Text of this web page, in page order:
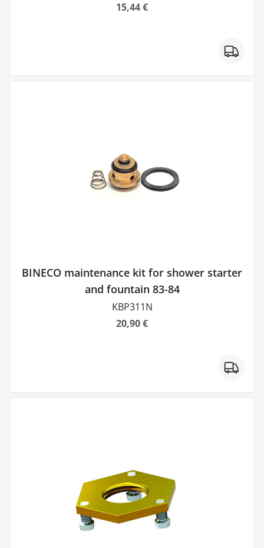
15,44 €
BINECO maintenance kit for shower starter
and fountain 83-84
KBP311N
20,90 €